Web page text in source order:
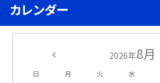
カレンダー
2026年8月
日 月 火 水